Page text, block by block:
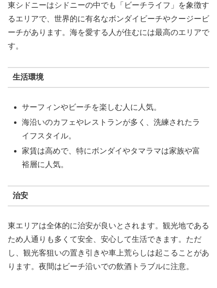
東シドニーはシドニーの中でも「ビーチライフ」を象徴す
るエリアで、世界的に有名なボンダイビーチやクージービ
ーチがあります。海を愛する人が住むには最高のエリアで
す。
生活環境
サーフィンやビーチを楽しむ人に人気。
海沿いのカフェやレストランが多く、洗練されたラ
イフスタイル。
家賃は高めで、特にボンダイやタマラマは家族や富
裕層に人気。
治安
東エリアは全体的に治安が良いとされます。観光地である
ため人通りも多くて安全、安心して生活できます。ただ
し、観光客狙いの置き引きや車上荒らしは起こることがあ
ります。夜間はビーチ沿いでの飲酒トラブルに注意。